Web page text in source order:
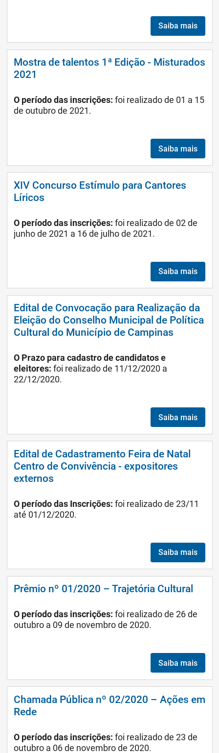
Saiba mais
Mostra de talentos 1ª Edição - Misturados
2021
O período das inscrições: foi realizado de 01 a 15
de outubro de 2021.
Saiba mais
XIV Concurso Estímulo para Cantores
Líricos
O período das inscrições: foi realizado de 02 de
junho de 2021 a 16 de julho de 2021.
Saiba mais
Edital de Convocação para Realização da
Eleição do Conselho Municipal de Política
Cultural do Município de Campinas
O Prazo para cadastro de candidatos e
eleitores: foi realizado de 11/12/2020 a
22/12/2020.
Saiba mais
Edital de Cadastramento Feira de Natal
Centro de Convivência - expositores
externos
O período das Inscrições: foi realizado de 23/11
até 01/12/2020.
Saiba mais
Prêmio nº 01/2020 – Trajetória Cultural
O período das inscrições: foi realizadode 26 de
outubro a 09 de novembro de 2020.
Saiba mais
Chamada Pública nº 02/2020 – Ações em
Rede
O período das inscrições: foi realizado de 23 de
outubro a 06 de novembro de 2020.